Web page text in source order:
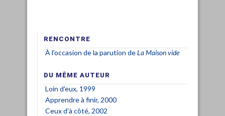
RENCONTRE
À l'occasion de la parution deLa Maison vide
DU MÊME AUTEUR
Loin d'eux, 1999
Apprendre à finir, 2000
Ceux d'à côté, 2002